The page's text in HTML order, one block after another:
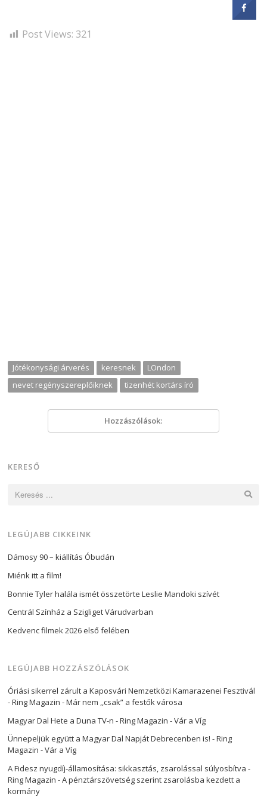
Post Views: 321
Jótékonysági árverés keresnek
LOndon
nevet regényszereplőiknek
tizenhét kortárs író
Hozzászólások:
KERESŐ
LEGÚJABB CIKKEINK
Dámosy 90 – kiállítás Óbudán
Miénk itt a film!
Bonnie Tyler halála ismét összetörte Leslie Mandoki szívét
Centrál Színház a Szigliget Várudvarban
Kedvenc filmek 2026 első felében
LEGÚJABB HOZZÁSZÓLÁSOK
Óriási sikerrel zárult a Kaposvári Nemzetközi Kamarazenei Fesztivál
- Ring Magazin -Már nem ,,csak” a festők városa
Magyar Dal Hete a Duna TV-n - Ring Magazin -Vár a Víg
Ünnepeljük együtt a Magyar Dal Napját Debrecenben is! - Ring
Magazin -Vár a Víg
A Fidesz nyugdíj-államosítása: sikkasztás, zsarolással súlyosbítva -
Ring Magazin -A pénztárszövetség szerint zsarolásba kezdett a
kormány